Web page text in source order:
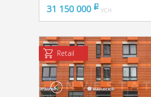
31 150 000 pуб
УСН
Retail